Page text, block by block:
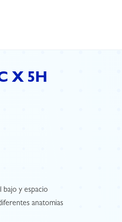
X 5H
y espacio
anatomias